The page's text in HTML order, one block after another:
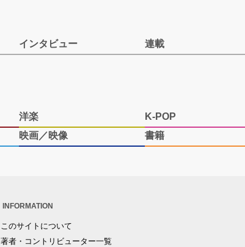
インタビュー 連載
洋楽 K-POP
映画／映像 書籍
INFORMATION
このサイトについて
著者・コントリビューター一覧